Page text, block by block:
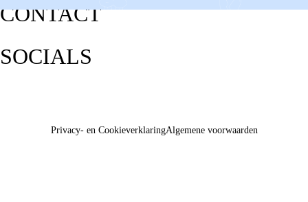
CONTACT
SOCIALS
Privacy- en CookieverklaringAlgemene voorwaarden